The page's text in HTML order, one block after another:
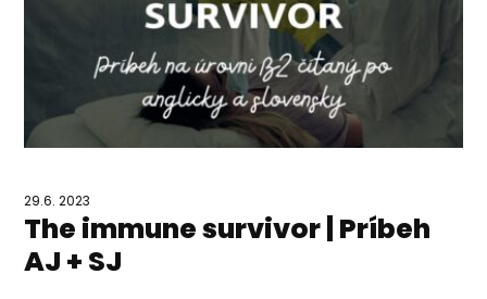
29.6. 2023
The immune survivor | Príbeh
AJ + SJ